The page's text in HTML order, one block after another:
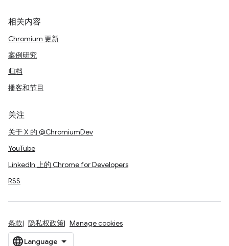
相关内容
Chromium 更新
案例研究
归档
播客和节目
关注
关于 X 的 @ChromiumDev
YouTube
LinkedIn 上的 Chrome for Developers
RSS
条款 隐私权政策 Manage cookies